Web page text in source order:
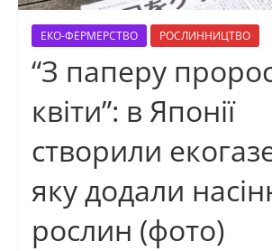
ЕКО-ФЕРМЕРСТВО РОСЛИННИЦТВО
“З паперу
квіти”: в Японії
створили
яку додали
рослин (фото)